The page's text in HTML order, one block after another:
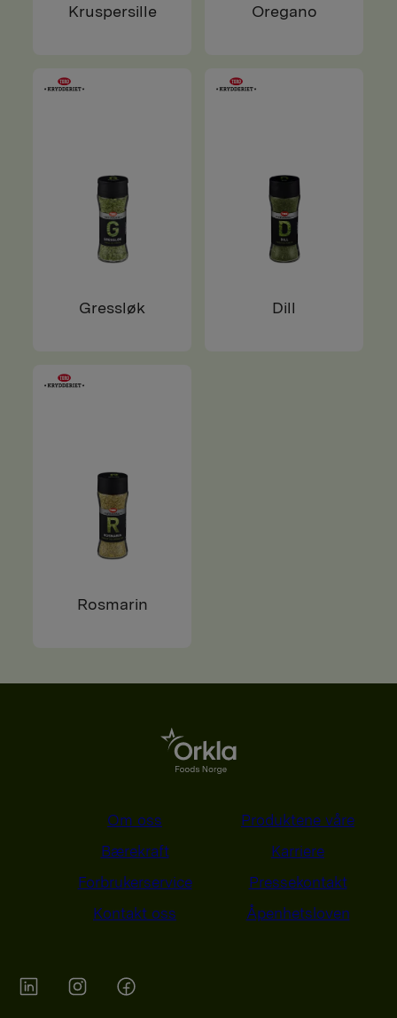
Kruspersille Oregano
Gressløk Dill
Rosmarin
Om oss
Produktene våre
Bærekraft
Karriere
Forbrukerservice
Pressekontakt
Kontakt oss
Åpenhetsloven